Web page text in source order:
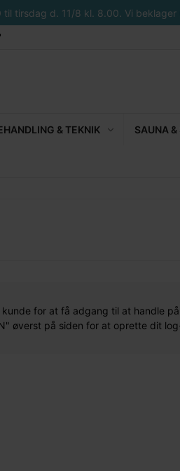
tirsdag d. 11/8 kl. 8.00. Vi beklager
& TEKNIK SAUNA &
for at få adgang til at handle
øverst på siden for at oprette dit